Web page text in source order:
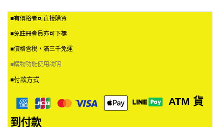
■有價格者可直接購買
■免註冊會員亦可下標
■價格含稅，滿三千免運
■購物功能使用說明
■付款方式
ATM 貨
到付款